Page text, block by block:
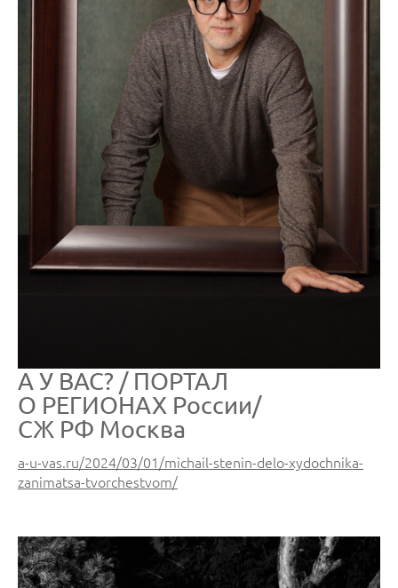
А У ВАС? / ПОРТАЛ
О РЕГИОНАХ России/
СЖ РФ Москва
a-u-vas.ru/2024/03/01/michail-stenin-delo-xydochnika-
zanimatsa-tvorchestvom/